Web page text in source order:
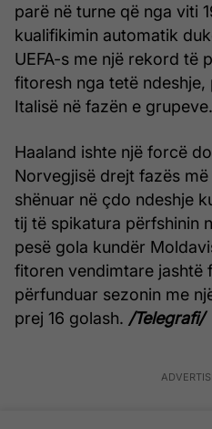
parë në turne që nga viti
kualifikimin automatik
UEFA-s me një rekord të
fitoresh nga tetë
Italisë në fazën e grupeve.
Haaland ishte një forcë
Norvegjisë drejt fazës
shënuar në çdo ndeshje
tij të spikatura përfshinin
pesë gola kundër
fitoren vendimtare jashtë
përfunduar sezonin me
prej 16 golash. /Telegrafi/